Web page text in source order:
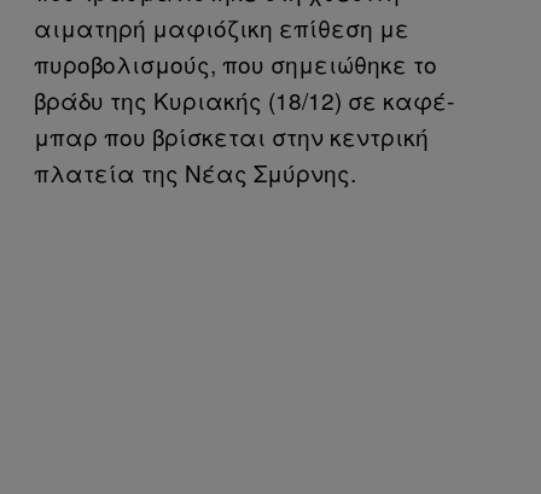
αιματηρή μαφιόζικη επίθεση με
πυροβολισμούς, που σημειώθηκε το
βράδυ της Κυριακής (18/12) σε καφέ-
μπαρ που βρίσκεται στην κεντρική
πλατεία της Νέας Σμύρνης.